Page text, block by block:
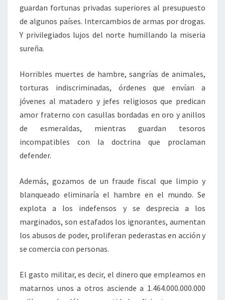
guardan fortunas privadas superiores al presupuesto
de algunos países. Intercambios de armas por drogas.
Y privilegiados lujos del norte humillando la miseria
sureña.
Horribles muertes de hambre, sangrías de animales,
torturas indiscriminadas, órdenes que envían a
jóvenes al matadero y jefes religiosos que predican
amor fraterno con casullas bordadas en oro y anillos
de esmeraldas, mientras guardan tesoros
incompatibles con la doctrina que proclaman
defender.
Además, gozamos de un fraude fiscal que limpio y
blanqueado eliminaría el hambre en el mundo. Se
explota a los indefensos y se desprecia a los
marginados, son estafados los ignorantes, aumentan
los abusos de poder, proliferan pederastas en acción y
se comercia con personas.
El gasto militar, es decir, el dinero que empleamos en
matarnos unos a otros asciende a 1.464.000.000.000